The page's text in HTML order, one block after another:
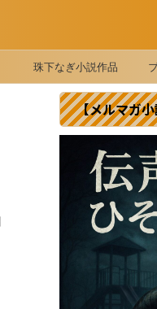
珠下なぎ小説作品
【メルマガ